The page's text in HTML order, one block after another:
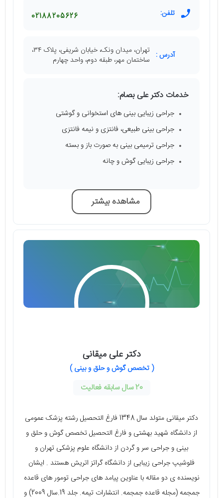
تلفن: 02188205626
آدرس :
تهران، میدان ونک، خیابان شریفی، پلاک ۳۴،
ساختمان مهر، طبقه دوم، واحد چهارم
خدمات دکتر علی بصام:
جراحی زیبایی بینی‌ های استخوانی و گوشتی
جراحی بینی طبیعی، فانتزی و نیمه فانتزی
جراحی ترمیمی بینی به صورت باز و بسته
جراحی زیبایی گوش و چانه
مشاهده بیشتر
دکتر علی میقانی
( تخصص گوش و حلق و بینی )
20 سال سابقه فعالیت
دکتر میقانی متولد سال 1348 فارغ التحصیل رشته پزشک عمومی
از دانشگاه شهید بهشتی و فارغ التحصیل تخصص گوش و حلق و
بینی و جراحی سر و گردن از دانشگاه علوم پزشکی تهران و
فلوشیپ جراحی زیبایی از دانشگاه گراتز اتریش هستند . ایشان
نویسنده ی دو مقاله با عناوین پیامد های جراحی تومور های قاعده
جمجمه (مجله قاعده جمجمه. انتشارات تیمه. جلد 19.سال 2009) و